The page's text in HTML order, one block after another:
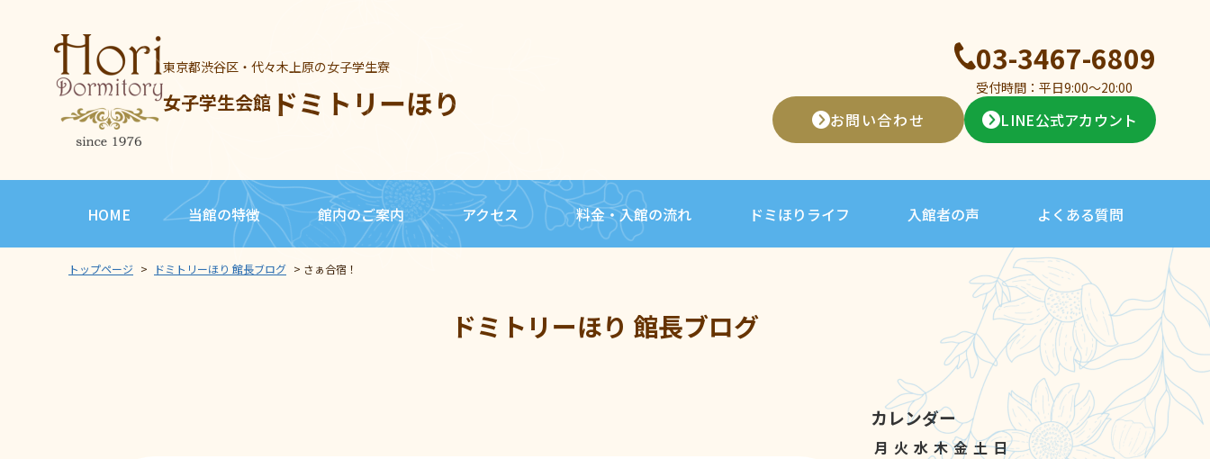
東京都渋谷区・代々木上原の女子学生寮
女子学生会館 ドミトリーほり
03-3467-6809
受付時間：平日9:00〜20:00
お問い合わせ LINE公式アカウント
HOME 当館の特徴 館内のご案内 アクセス 料金・入館の流れ ドミほりライフ 入館者の声 よくある質問
トップページ > ドミトリーほり 館長ブログ > さぁ合宿！
ドミトリーほり 館長ブログ
カレンダー
月 火 水 木 金 土 日